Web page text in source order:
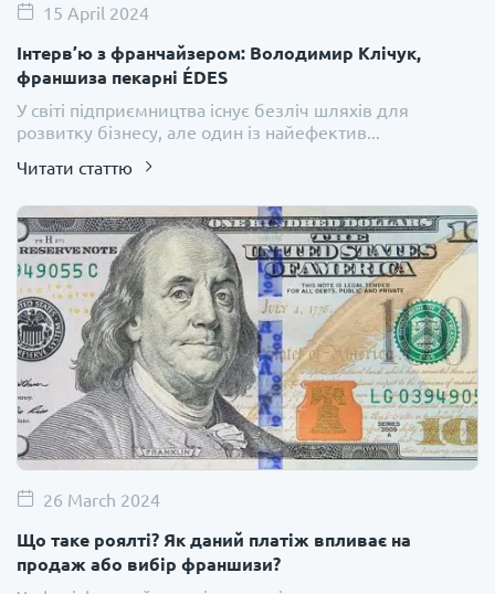
15 April 2024
Інтерв’ю з франчайзером: Володимир Клічук,
франшиза пекарні ÉDES
У світі підприємництва існує безліч шляхів для
розвитку бізнесу, але один із найефектив...
Читати статтю
26 March 2024
Що таке роялті? Як даний платіж впливає на
продаж або вибір франшизи?